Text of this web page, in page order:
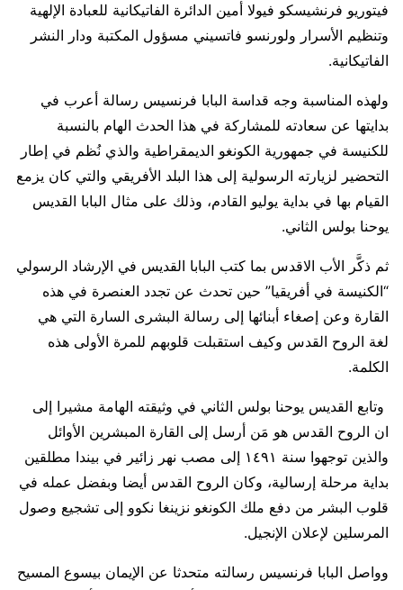
فيتوريو فرنشيسكو فيولا أمين الدائرة الفاتيكانية للعبادة الإلهية
وتنظيم الأسرار ولورنسو فاتسيني مسؤول المكتبة ودار النشر
الفاتيكانية.
ولهذه المناسبة وجه قداسة البابا فرنسيس رسالة أعرب في
بدايتها عن سعادته للمشاركة في هذا الحدث الهام بالنسبة
للكنيسة في جمهورية الكونغو الديمقراطية والذي نُظم في إطار
التحضير لزيارته الرسولية إلى هذا البلد الأفريقي والتي كان يزمع
القيام بها في بداية يوليو القادم، وذلك على مثال البابا القديس
يوحنا بولس الثاني.
ثم ذكَّر الأب الاقدس بما كتب البابا القديس في الإرشاد الرسولي
“الكنيسة في أفريقيا” حين تحدث عن تجدد العنصرة في هذه
القارة وعن إصغاء أبنائها إلى رسالة البشرى السارة التي هي
لغة الروح القدس وكيف استقبلت قلوبهم للمرة الأولى هذه
الكلمة.
وتابع القديس يوحنا بولس الثاني في وثيقته الهامة مشيرا إلى
ان الروح القدس هو مَن أرسل إلى القارة المبشرين الأوائل
والذين توجهوا سنة ١٤٩١ إلى مصب نهر زائير في بيندا مطلقين
بداية مرحلة إرسالية، وكان الروح القدس أيضا وبفضل عمله في
قلوب البشر من دفع ملك الكونغو نزينغا نكوو إلى تشجيع وصول
المرسلين لإعلان الإنجيل.
وواصل البابا فرنسيس رسالته متحدثا عن الإيمان بيسوع المسيح